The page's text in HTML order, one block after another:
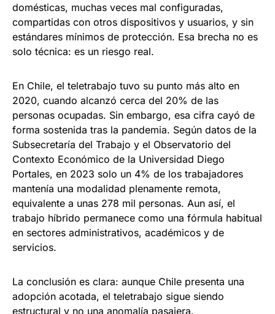
domésticas, muchas veces mal configuradas,
compartidas con otros dispositivos y usuarios, y sin
estándares mínimos de protección. Esa brecha no es
solo técnica: es un riesgo real.
En Chile, el teletrabajo tuvo su punto más alto en
2020, cuando alcanzó cerca del 20% de las
personas ocupadas. Sin embargo, esa cifra cayó de
forma sostenida tras la pandemia. Según datos de la
Subsecretaría del Trabajo y el Observatorio del
Contexto Económico de la Universidad Diego
Portales, en 2023 solo un 4% de los trabajadores
mantenía una modalidad plenamente remota,
equivalente a unas 278 mil personas. Aun así, el
trabajo híbrido permanece como una fórmula habitual
en sectores administrativos, académicos y de
servicios.
La conclusión es clara: aunque Chile presenta una
adopción acotada, el teletrabajo sigue siendo
estructural y no una anomalía pasajera.